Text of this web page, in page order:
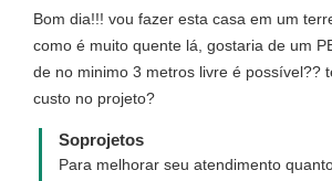
Bom dia!!! vou fazer esta casa em um
como é muito quente lá, gostaria de um
de no minimo 3 metros livre é possível??
custo no projeto?
Soprojetos
Para melhorar seu atendimento